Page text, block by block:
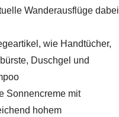
Wanderausflüge dabei
wie Handtücher,
Duschgel und
Sonnencreme mit
hohem